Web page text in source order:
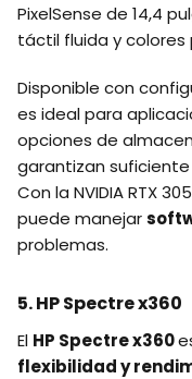
PixelSense de 14,4
táctil fluida y colores
Disponible con
es ideal para
opciones de
garantizan
Con la NVIDIA RTX
puede manejar
problemas.
5. HP Spectre x360
El HP Spectre x360
flexibilidad y